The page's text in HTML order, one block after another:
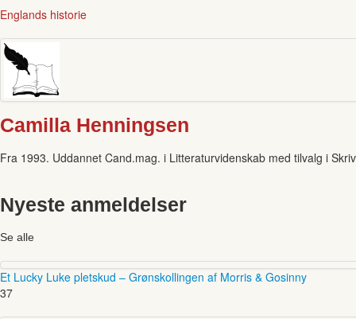
Englands historie
Camilla Henningsen
Fra 1993. Uddannet Cand.mag. i Litteraturvidenskab med tilvalg i
Nyeste anmeldelser
Se alle
Et Lucky Luke pletskud – Grønskollingen af Morris & Gosinny
37